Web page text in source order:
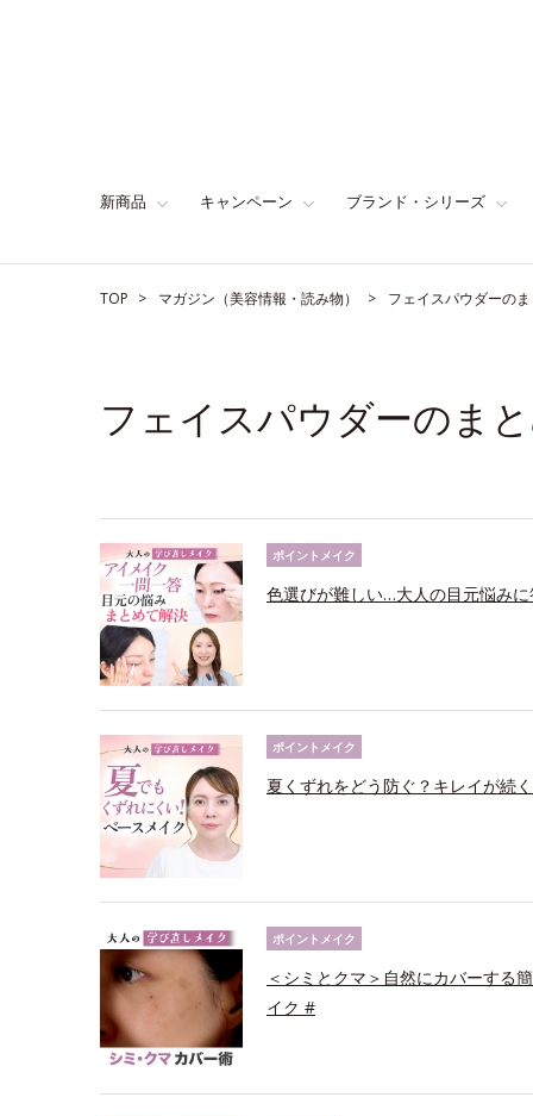
新商品 キャンペーン ブランド・シリーズ
TOP マガジン（美容情報・読み物） フェイスパウダーの
フェイスパウダーのま
ポイントメイク
色選びが難しい…大人の目元悩み
ポイントメイク
夏くずれをどう防ぐ？キレイが続
ポイントメイク
＜シミとクマ＞自然にカバーする
イク #